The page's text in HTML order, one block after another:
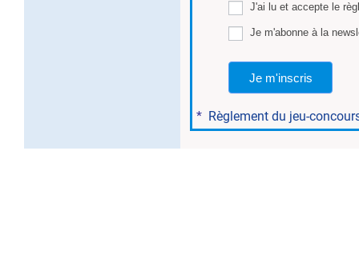
J'ai lu et accepte le
Je m'abonne à la
Je m'inscris
* Règlement du jeu-